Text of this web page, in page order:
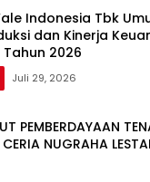
Indonesia Tbk
dan Kinerja
Tahun 2026
Juli 29, 2026
PEMBERDAYAAN
NUGRAHA